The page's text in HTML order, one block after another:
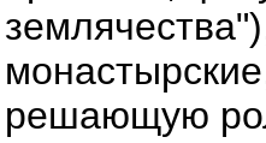
решающую